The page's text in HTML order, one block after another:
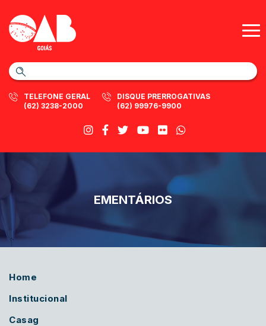
TELEFONE GERAL
(62) 3238-2000
DISQUE PRERROGATIVAS
(62) 99976-9900
EMENTÁRIOS
Home
Institucional
Casag